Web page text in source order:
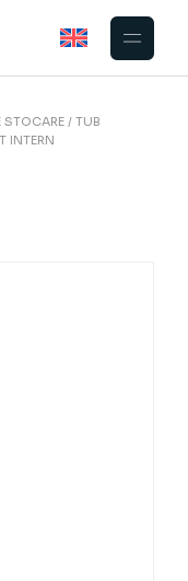
STOCARE
TUB
INTERN